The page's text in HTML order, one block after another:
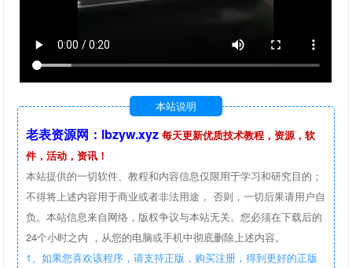
本站说明
老表资源网：lbzyw.xyz 每天更新优质技术教程，资源，软
件，活动，资讯！
本站提供的一切软件、教程和内容信息仅限用于学习和研究目的；
不得将上述内容用于商业或者非法用途， 否则，一切后果请用户自
负。本站信息来自网络，版权争议与本站无关。您必须在下载后的
24个小时之内 ，从您的电脑或手机中彻底删除上述内容。
1、如果您喜欢该程序，请支持正版，购买注册，得到更好的正版